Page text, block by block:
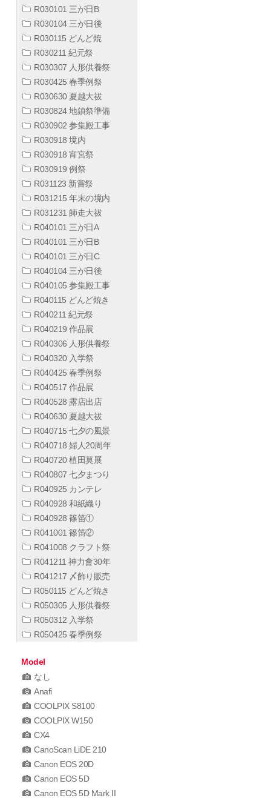
R030101 三が日B
R030104 三が日後
R030115 どんど焼
R030211 紀元祭
R030307 人形供養祭
R030425 春季例祭
R030630 夏越大祓
R030824 地鎮祭準備
R030902 参集殿工事
R030918 境内
R030918 宵宮祭
R030919 例祭
R031123 新嘗祭
R031215 年末の境内
R031231 師走大祓
R040101 三が日A
R040101 三が日B
R040101 三が日C
R040104 三が日後
R040105 参集殿工事
R040115 どんど焼き
R040211 紀元祭
R040219 作品展
R040306 人形供養祭
R040320 入学祭
R040425 春季例祭
R040517 作品展
R040528 露店出店
R040630 夏越大祓
R040715 七夕の風景
R040718 婦人20周年
R040720 植田莫展
R040807 七夕まつり
R040925 カンテレ
R040928 和紙織り
R040928 篠笛①
R041001 篠笛②
R041008 クラフト祭
R041211 神力會30年
R041217 〆飾り販売
R050115 どんど焼き
R050305 人形供養祭
R050312 入学祭
R050425 春季例祭
Model
なし
Anafi
COOLPIX S8100
COOLPIX W150
CX4
CanoScan LiDE 210
Canon EOS 20D
Canon EOS 5D
Canon EOS 5D Mark II